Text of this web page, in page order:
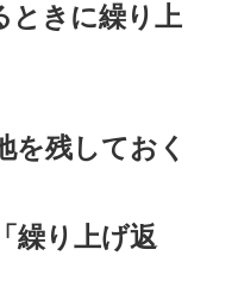
ときに繰り上
残しておく
「繰り上げ返